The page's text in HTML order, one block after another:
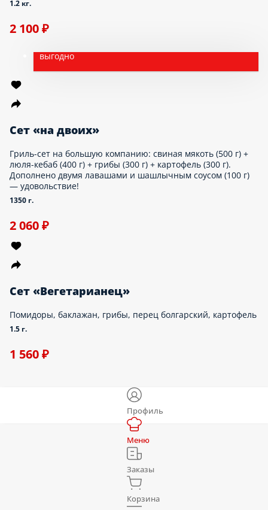
1.2 кг.
2 100 ₽
выгодно
Сет «на двоих»
Гриль-сет на большую компанию: свиная мякоть (500 г) +
люля-кебаб (400 г) + грибы (300 г) + картофель (300 г).
Дополнено двумя лавашами и шашлычным соусом (100 г)
— удовольствие!
1350 г.
2 060 ₽
Сет «Вегетарианец»
Помидоры, баклажан, грибы, перец болгарский, картофель
1.5 г.
1 560 ₽
Профиль
Меню
Заказы
Корзина